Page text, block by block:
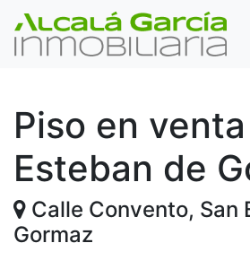
Piso en
Esteban de
Calle Convento, San
Gormaz